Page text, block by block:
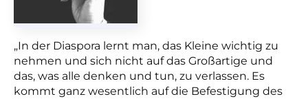
„In der Diaspora lernt man, das Kleine wichtig zu
nehmen und sich nicht auf das Großartige und
das, was alle denken und tun, zu verlassen. Es
kommt ganz wesentlich auf die Befestigung des